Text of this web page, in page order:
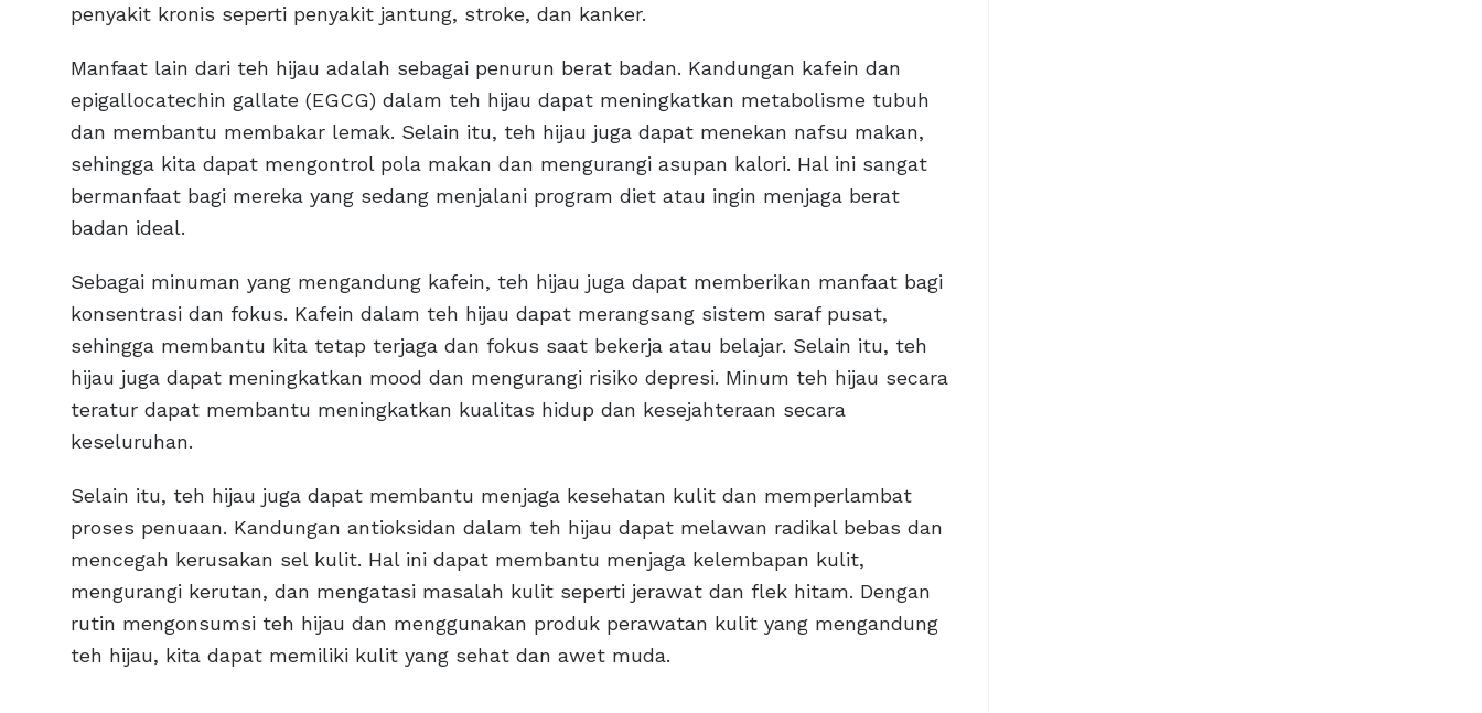
penyakit kronis seperti penyakit jantung, stroke, dan kanker.
Manfaat lain dari teh hijau adalah sebagai penurun berat badan. Kandungan kafein dan
epigallocatechin gallate (EGCG) dalam teh hijau dapat meningkatkan metabolisme tubuh
dan membantu membakar lemak. Selain itu, teh hijau juga dapat menekan nafsu makan,
sehingga kita dapat mengontrol pola makan dan mengurangi asupan kalori. Hal ini sangat
bermanfaat bagi mereka yang sedang menjalani program diet atau ingin menjaga berat
badan ideal.
Sebagai minuman yang mengandung kafein, teh hijau juga dapat memberikan manfaat bagi
konsentrasi dan fokus. Kafein dalam teh hijau dapat merangsang sistem saraf pusat,
sehingga membantu kita tetap terjaga dan fokus saat bekerja atau belajar. Selain itu, teh
hijau juga dapat meningkatkan mood dan mengurangi risiko depresi. Minum teh hijau secara
teratur dapat membantu meningkatkan kualitas hidup dan kesejahteraan secara
keseluruhan.
Selain itu, teh hijau juga dapat membantu menjaga kesehatan kulit dan memperlambat
proses penuaan. Kandungan antioksidan dalam teh hijau dapat melawan radikal bebas dan
mencegah kerusakan sel kulit. Hal ini dapat membantu menjaga kelembapan kulit,
mengurangi kerutan, dan mengatasi masalah kulit seperti jerawat dan flek hitam. Dengan
rutin mengonsumsi teh hijau dan menggunakan produk perawatan kulit yang mengandung
teh hijau, kita dapat memiliki kulit yang sehat dan awet muda.